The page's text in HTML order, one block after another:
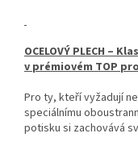
OCELOVÝ PLECH –
v prémiovém TOP
Pro ty, kteří vyžadují
speciálnímu
potisku si zachovává